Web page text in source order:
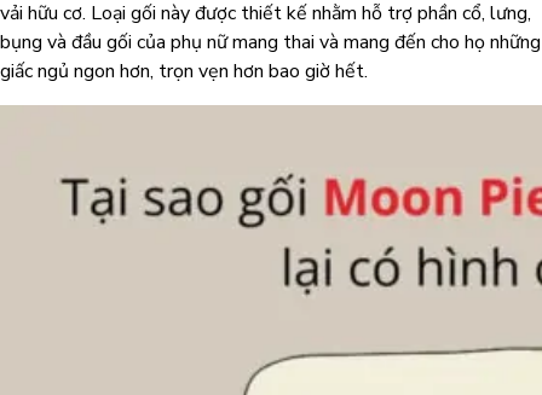
vải hữu cơ. Loại gối này được thiết kế nhằm hỗ trợ phần cổ, lưng,
bụng và đầu gối của phụ nữ mang thai và mang đến cho họ những
giấc ngủ ngon hơn, trọn vẹn hơn bao giờ hết.